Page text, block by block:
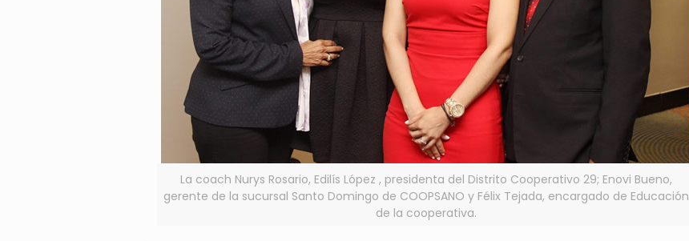
La coach Nurys Rosario, Edilís López , presidenta del Distrito Cooperativo 29; Enovi Bueno,
gerente de la sucursal Santo Domingo de COOPSANO y Félix Tejada, encargado de Educación
de la cooperativa.